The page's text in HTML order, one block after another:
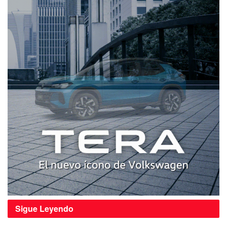
Sigue Leyendo